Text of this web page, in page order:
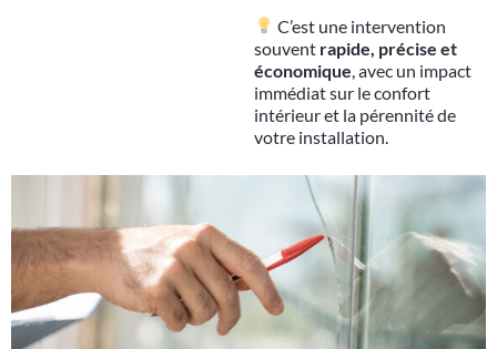
C’est une intervention
souvent rapide, précise et
économique, avec un impact
immédiat sur le confort
intérieur et la pérennité de
votre installation.